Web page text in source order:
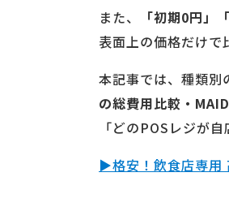
また、
「初期0円」
表面上の価格だけで
本記事では、種類別
の総費用比較・
「どのPOSレジが
▶格安！飲食店専用